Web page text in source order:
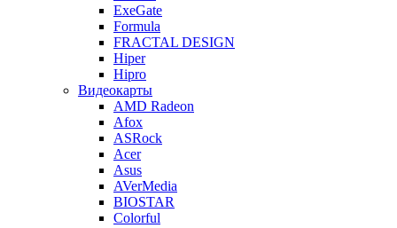
ExeGate
Formula
FRACTAL DESIGN
Hiper
Hipro
Видеокарты
AMD Radeon
Afox
ASRock
Acer
Asus
AVerMedia
BIOSTAR
Colorful